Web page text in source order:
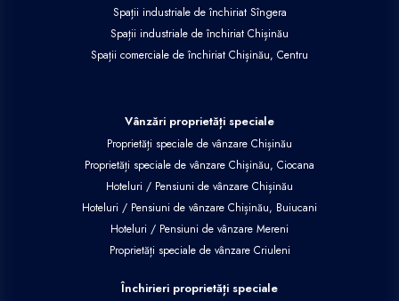
Spații industriale de închiriat Sîngera
Spații industriale de închiriat Chișinău
Spații comerciale de închiriat Chișinău, Centru
Vânzări proprietăți speciale
Proprietăți speciale de vânzare Chișinău
Proprietăți speciale de vânzare Chișinău, Ciocana
Hoteluri / Pensiuni de vânzare Chișinău
Hoteluri / Pensiuni de vânzare Chișinău, Buiucani
Hoteluri / Pensiuni de vânzare Mereni
Proprietăți speciale de vânzare Criuleni
Închirieri proprietăți speciale